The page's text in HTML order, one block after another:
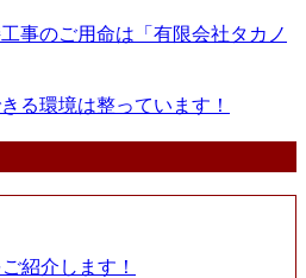
事のご用命は「有限会社タカノ
る環境は整っています！
紹介します！